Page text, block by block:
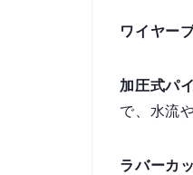
ワイヤー
加圧式パ
で、水流
ラバーカ